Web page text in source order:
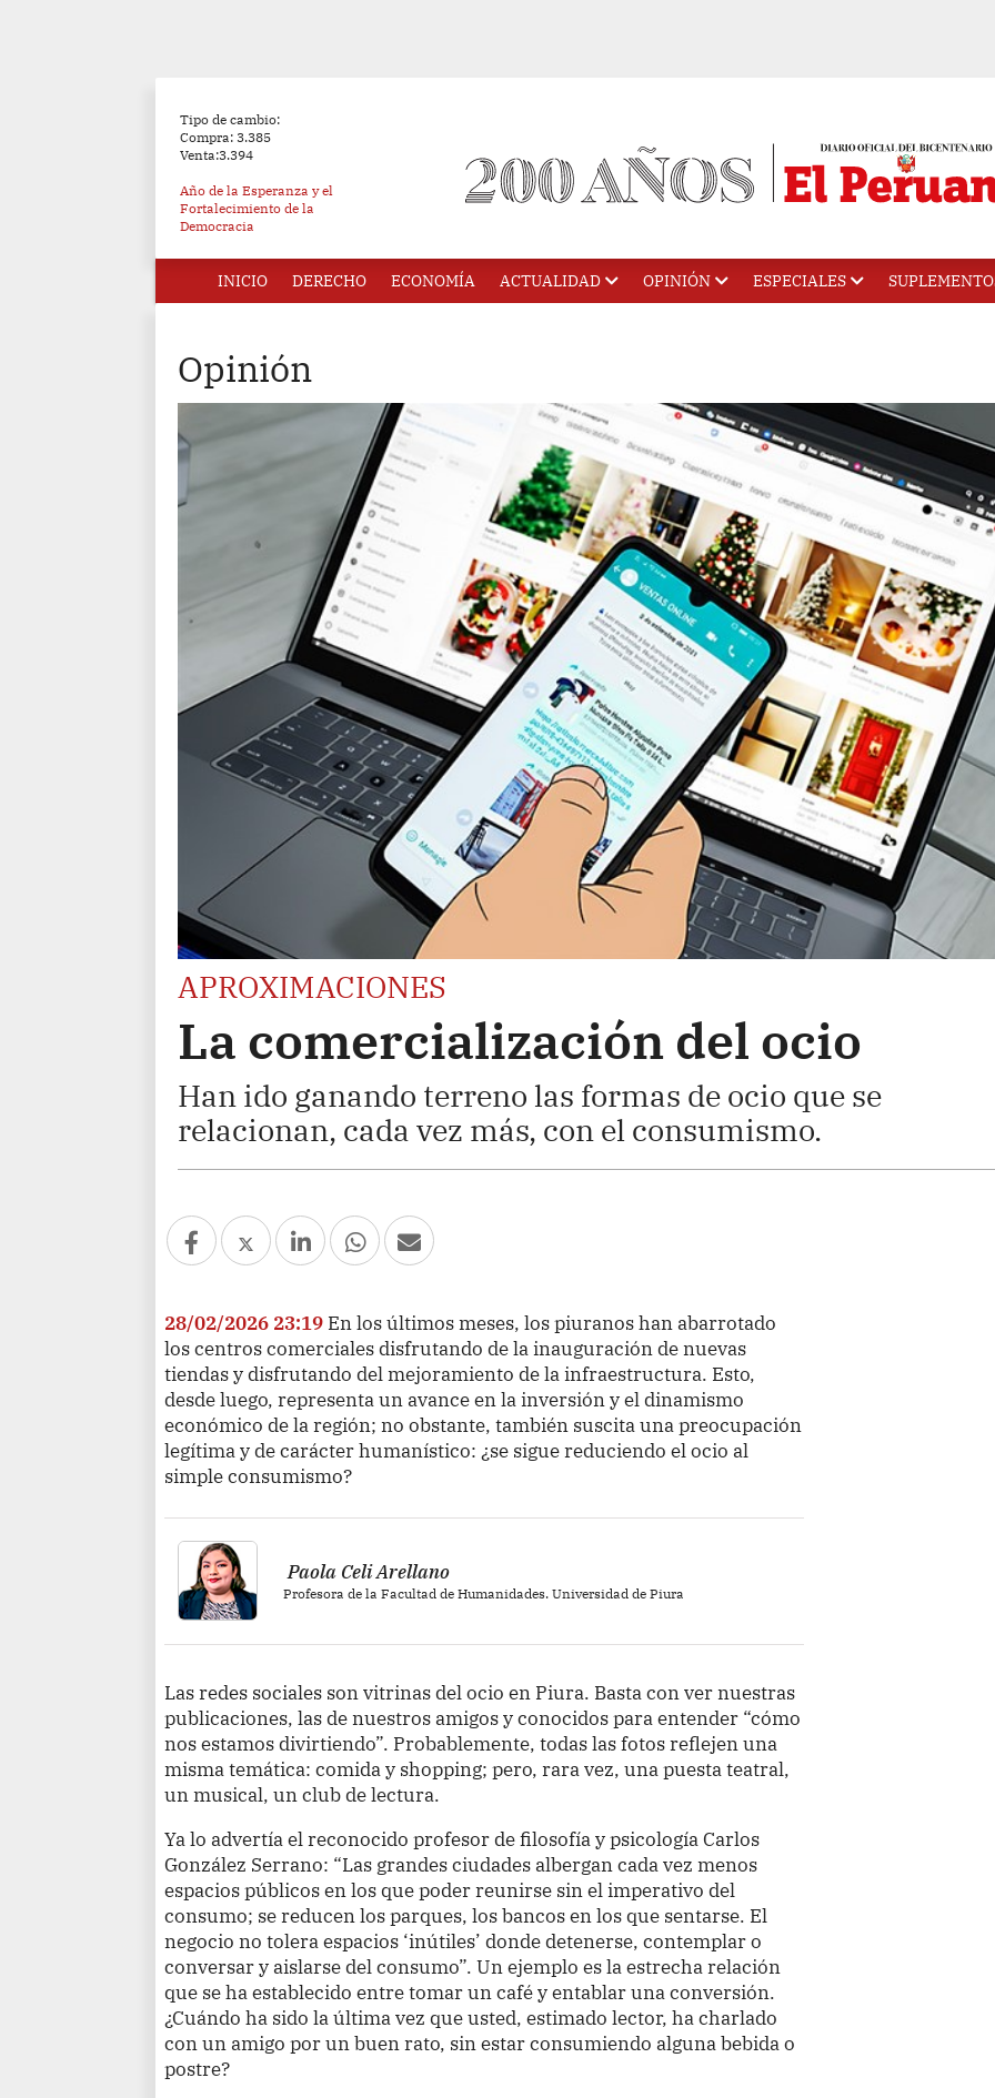
Tipo de cambio:
Compra: 3.385
Venta:3.394
Año de la Esperanza y el
Fortalecimiento de la
Democracia
INICIO DERECHO ECONOMÍA ACTUALIDAD OPINIÓN ESPECIALES
Opinión
APROXIMACIONES
La comercialización del ocio
Han ido ganando terreno las formas de ocio que se
relacionan, cada vez más, con el consumismo.
28/02/2026 23:19 En los últimos meses, los piuranos han abarrotado
los centros comerciales disfrutando de la inauguración de nuevas
tiendas y disfrutando del mejoramiento de la infraestructura. Esto,
desde luego, representa un avance en la inversión y el dinamismo
económico de la región; no obstante, también suscita una preocupación
legítima y de carácter humanístico: ¿se sigue reduciendo el ocio al
simple consumismo?
Paola Celi Arellano
Profesora de la Facultad de Humanidades. Universidad de Piura
Las redes sociales son vitrinas del ocio en Piura. Basta con ver nuestras
publicaciones, las de nuestros amigos y conocidos para entender “cómo
nos estamos divirtiendo”. Probablemente, todas las fotos reflejen una
misma temática: comida y shopping; pero, rara vez, una puesta teatral,
un musical, un club de lectura.
Ya lo advertía el reconocido profesor de filosofía y psicología Carlos
González Serrano: “Las grandes ciudades albergan cada vez menos
espacios públicos en los que poder reunirse sin el imperativo del
consumo; se reducen los parques, los bancos en los que sentarse. El
negocio no tolera espacios ‘inútiles’ donde detenerse, contemplar o
conversar y aislarse del consumo”. Un ejemplo es la estrecha relación
que se ha establecido entre tomar un café y entablar una conversión.
¿Cuándo ha sido la última vez que usted, estimado lector, ha charlado
con un amigo por un buen rato, sin estar consumiendo alguna bebida o
postre?